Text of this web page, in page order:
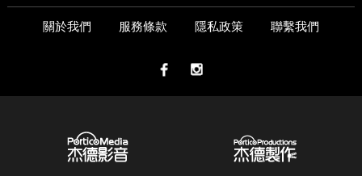
關於我們 服務條款 隱私政策 聯繫我們